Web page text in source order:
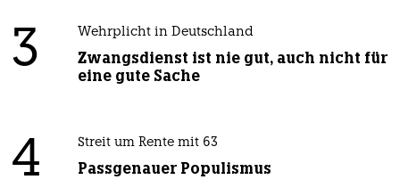
3 Wehrplicht in Deutschland
Zwangsdienst ist nie gut, auch nicht für
eine gute Sache
4 Streit um Rente mit 63
Passgenauer Populismus